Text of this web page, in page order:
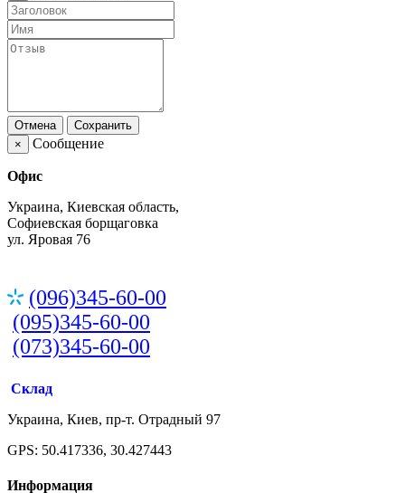
Отмена
Сохранить
×
Сообщение
Офис
Украина, Киевская область,
Софиевская борщаговка
ул. Яровая 76
(096)345-60-00
(095)345-60-00
(073)345-60-00
Склад
Украина, Киев, пр-т. Отрадный 97
GPS: 50.417336, 30.427443
Информация